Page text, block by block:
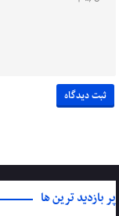
پر بازدید ترین ها